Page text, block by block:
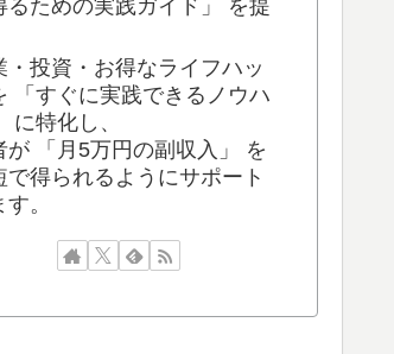
るための実践ガイド」 を提
・投資・お得なライフハッ
「すぐに実践できるノウハ
に特化し、
が 「月5万円の副収入」 を
で得られるようにサポート
す。